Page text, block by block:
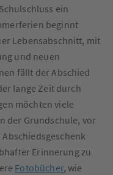
ein
beginnt
Lebensabschnitt, mit
und neuen
fällt der Abschied
lange Zeit durch
möchten viele
der Grundschule, vor
Erinnerung zu
Fotobücher, wie